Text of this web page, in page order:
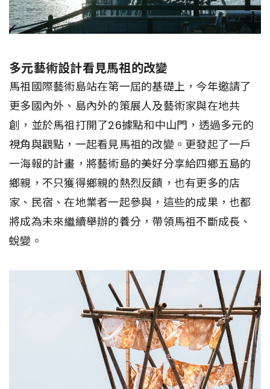
多元藝術設計看見馬祖的改變
馬祖國際藝術島站在第一屆的基礎上，今年邀請了
更多國內外、島內外的策展人及藝術家與在地共
創，並於馬祖打開了26據點和中山門，透過多元的
視角與觀點，一起看見馬祖的改變。更發起了一戶
一海報的計畫，將藝術島的美好分享給四鄉五島的
鄉親，不只獲得鄉親的熱烈反饋，也有更多的店
家、民宿、在地業者一起參與，這些的成果，也都
將成為未來繼續舉辦的養分，帶領馬祖不斷成長、
蛻變。